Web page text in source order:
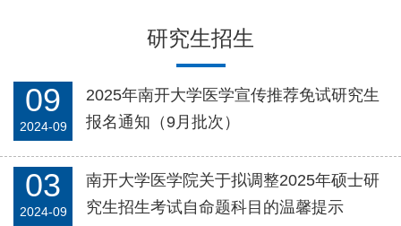
研究生招生
09
2024-09
2025年南开大学医学宣传推荐免试研究生
报名通知（9月批次）
03
2024-09
南开大学医学院关于拟调整2025年硕士研
究生招生考试自命题科目的温馨提示